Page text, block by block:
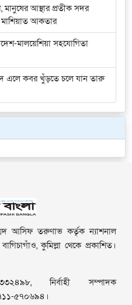
মানুষের আস্থার প্রতীক সদর
মাশিয়াত আকতার
মালয়েশিয়া সহযোগিতা
এলে কবর খুঁড়তে চলে যান তারু
আসিফ তরুণাভ কর্তৃক ন্যাশনাল
কুমিল্লা থেকে প্রকাশিত।
নির্বাহী সম্পাদক
৫৭০৬৯৪।